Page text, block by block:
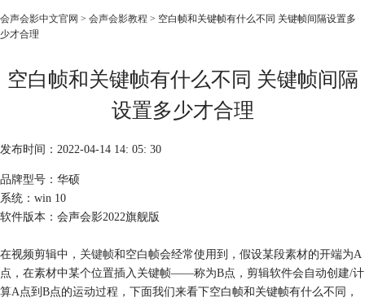
会声会影中文官网 > 会声会影教程 > 空白帧和关键帧有什么不同 关键帧间隔设置多
少才合理
空白帧和关键帧有什么不同 关键帧间隔
设置多少才合理
发布时间：2022-04-14 14: 05: 30
品牌型号：华硕
系统：win 10
软件版本：会声会影2022旗舰版
在视频剪辑中， 关键帧和空白帧会经常使用到，假设某段素材的开端为A
点，在素材中某个位置插入关键帧——称为B点，剪辑软件会自动创建/计
算A点到B点的运动过程，下面我们来看下空白帧和关键帧有什么不同，